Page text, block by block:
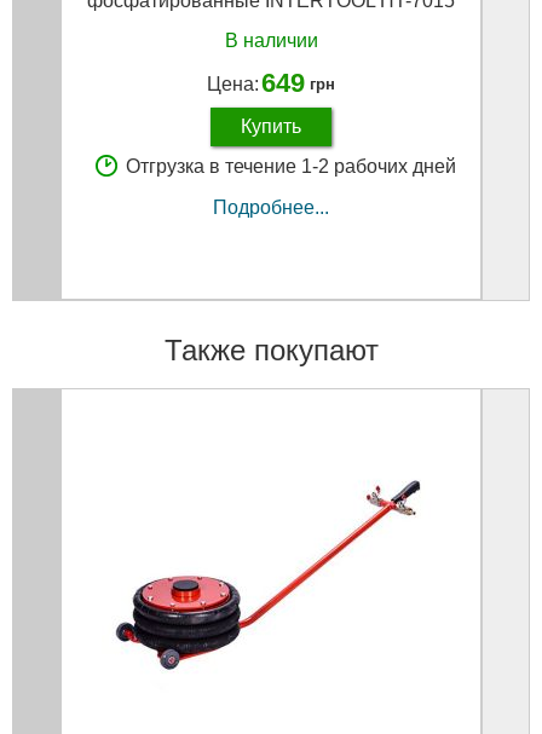
В наличии
Цена:649 грн
Купить
Отгрузка в течение 1-2 рабочих дней
Подробнее...
Также покупают